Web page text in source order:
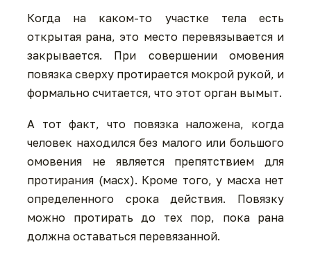
Когда на каком-то участке тела есть
открытая рана, это место перевязывается и
закрывается. При совершении омовения
повязка сверху протирается мокрой рукой, и
формально считается, что этот орган вымыт.
А тот факт, что повязка наложена, когда
человек находился без малого или большого
омовения не является препятствием для
протирания (масх). Кроме того, у масха нет
определенного срока действия. Повязку
можно протирать до тех пор, пока рана
должна оставаться перевязанной.